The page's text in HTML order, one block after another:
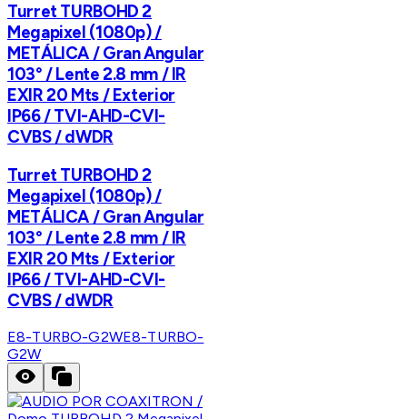
Turret TURBOHD 2
Megapixel (1080p) /
METÁLICA / Gran Angular
103° / Lente 2.8 mm / IR
EXIR 20 Mts / Exterior
IP66 / TVI-AHD-CVI-
CVBS / dWDR
Turret TURBOHD 2
Megapixel (1080p) /
METÁLICA / Gran Angular
103° / Lente 2.8 mm / IR
EXIR 20 Mts / Exterior
IP66 / TVI-AHD-CVI-
CVBS / dWDR
E8-TURBO-G2WE8-TURBO-
G2W